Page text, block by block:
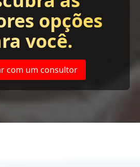
opções
você.
com um consultor